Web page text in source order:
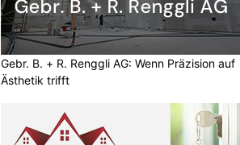
Gebr. B. + R. Renggli AG: Wenn Präzision auf
Ästhetik trifft